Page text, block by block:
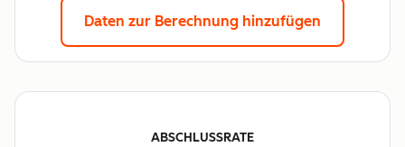
Daten zur Berechnung hinzufügen
ABSCHLUSSRATE